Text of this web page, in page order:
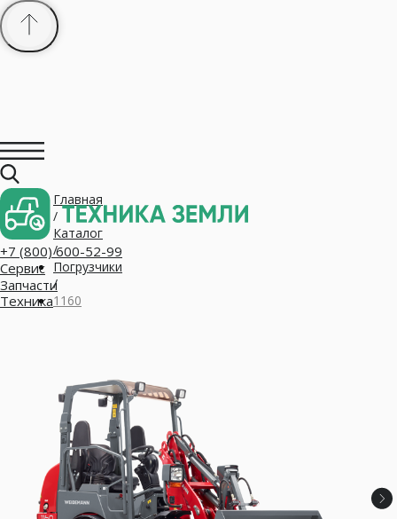
+7 (800) 600-52-99
Сервис
Запчасти
Техника
Главная
/
Каталог
/
Погрузчики
/
1160